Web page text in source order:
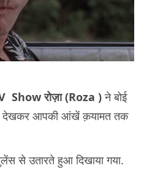
Show रोज़ा (Roza )ने बोई
देखकर आपकी आंखें क़यामत तक
से उतारते हुआ दिखाया गया.